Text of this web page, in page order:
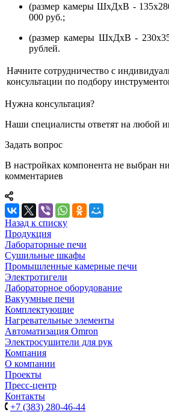
(размер камеры ШхДхВ -
000 руб.;
(размер камеры ШхДхВ -
рублей.
Начните сотрудничество с
консультации по подбору
Нужна консультация?
Наши специалисты ответят на любой
Задать вопрос
В настройках компонента не выбран
комментариев
Назад к списку
Продукция
Лабораторные печи
Сушильные шкафы
Промышленные камерные печи
Электротигели
Лабораторное оборудование
Вакуумные печи
Комплектующие
Нагревательные элементы
Автоматизация Omron
Электросушители для рук
Компания
О компании
Проекты
Пресс-центр
Контакты
+7 (383) 280-46-44